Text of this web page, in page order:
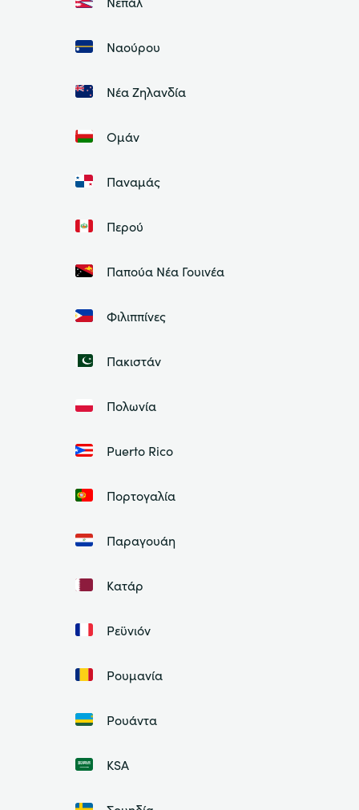
Ναούρου
Νέα Ζηλανδία
Ομάν
Παναμάς
Περού
Παπούα Νέα Γουινέα
Φιλιππίνες
Πακιστάν
Πολωνία
Puerto Rico
Πορτογαλία
Παραγουάη
Κατάρ
Ρεϋνιόν
Ρουμανία
Ρουάντα
ΚSA